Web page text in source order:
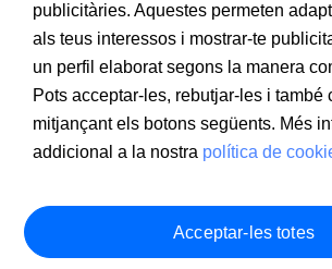
publicitàries. Aquestes permeten
als teus interessos i mostrar-te
un perfil elaborat segons la manera
Pots acceptar-les, rebutjar-les i també
mitjançant els botons següents. Més
addicional a la nostra política de
Acceptar-les totes